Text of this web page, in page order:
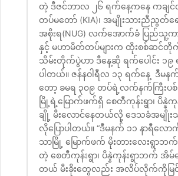
တဲ့ ဒီဇင်ဘာလ ၂၆ ရက်နေ့ကနေ ကချ
တပ်မတော် (KIA)၊ အမျိုးသားညီညွတ်ရ
အစိုးရ(NUG) လက်အောက်ခံ ပြည်သူ့
နှင့် မဟာမိတ်တပ်များက ထိုးစစ်ဆင်
သိမ်းတိုက်ပွဲဟာ ဒီနေ့ဆို ရက်ပေါင်း ၁၉ ရ
ပါတယ်။ ဇန်နဝါရီလ ၁၃ ရက်နေ့ ဒီမနက်
တော့ ခမရ ၃၀၉ တပ်ရဲ့လက်နက်ကြီးပ
မြို့ရဲ့မြောက်ဖက်ရှိ စေတီကုန်းရွာ၊ ပိန္နဲ
ချို့ မီးလောင်နေတယ်လို့ ဒေသခံအမျိုးသ
လိုပြောပါတယ်။ “ဒီမနက် ၁၁ နာရီလေ
သာမြို့ မြောက်ဖက် မိုးတားလေးရွာဘ
တဲ့ စေတီကုန်းရွာ၊ ပိန္နဲကုန်းရွာဘက် အိမ်
တယ် မီးခိုးတွေလည်း အလိပ်လိုက်ကိုမြ